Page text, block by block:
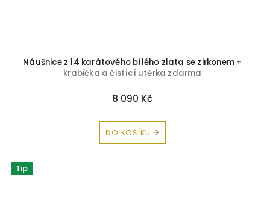
Náušnice z 14 karátového bílého zlata se zirkonem +
krabička a čistící utěrka zdarma
8 090 Kč
DO KOŠÍKU
Tip